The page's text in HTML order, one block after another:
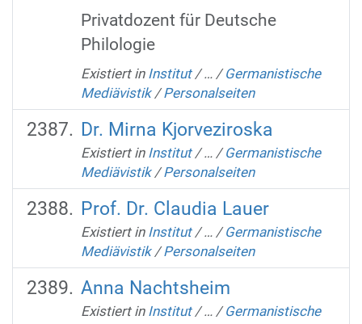
Privatdozent für Deutsche
Philologie
Existiert in Institut /… /Germanistische
Mediävistik /Personalseiten
Dr. Mirna Kjorveziroska
Existiert in Institut /… /Germanistische
Mediävistik /Personalseiten
Prof. Dr. Claudia Lauer
Existiert in Institut /… /Germanistische
Mediävistik /Personalseiten
Anna Nachtsheim
Existiert in Institut /… /Germanistische